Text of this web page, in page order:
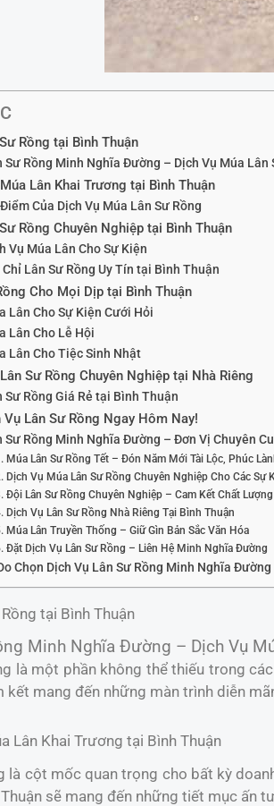
Rồng tại Bình Thuận
Sư Rồng Minh Nghĩa Đường – Dịch Vụ Múa
Lân Khai Trương tại Bình Thuận
Của Dịch Vụ Múa Lân Sư Rồng
Rồng Chuyên Nghiệp tại Bình Thuận
Vụ Múa Lân Cho Sự Kiện
Lân Sư Rồng Uy Tín tại Bình Thuận
Cho Mọi Dịp tại Bình Thuận
Lân Cho Sự Kiện Cưới Hỏi
Lân Cho Lễ Hội
Lân Cho Tiệc Sinh Nhật
Sư Rồng Chuyên Nghiệp tại Nhà Riêng
Sư Rồng Giá Rẻ tại Bình Thuận
Lân Sư Rồng Ngay Hôm Nay!
Sư Rồng Minh Nghĩa Đường – Đơn Vị Chuyên
Múa Lân Sư Rồng Tết – Đón Năm Mới Tài Lộc, Phúc
Dịch Vụ Múa Lân Sư Rồng Chuyên Nghiệp Cho Các Sự
Đội Lân Sư Rồng Chuyên Nghiệp – Cam Kết Chất Lượng
Dịch Vụ Lân Sư Rồng Nhà Riêng Tại Bình Thuận
Múa Lân Truyền Thống – Giữ Gìn Bản Sắc Văn Hóa
Đặt Dịch Vụ Lân Sư Rồng – Liên Hệ Minh Nghĩa Đường
Chọn Dịch Vụ Lân Sư Rồng Minh Nghĩa Đường
tại Bình Thuận
Minh Nghĩa Đường – Dịch Vụ
là một phần không thể thiếu trong
kết mang đến những màn trình diễn
Lân Khai Trương tại Bình Thuận
là cột mốc quan trọng cho bất kỳ
sẽ mang đến những tiết mục ấn